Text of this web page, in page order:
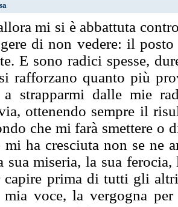
mi si è abbattuta
di non vedere: il
E sono radici spesse,
rafforzano quanto più
strapparmi dalle mie
ottenendo sempre il
che mi farà smettere o
ha cresciuta non se ne
sua miseria, la sua
capire prima di tutti gli
voce, la vergogna